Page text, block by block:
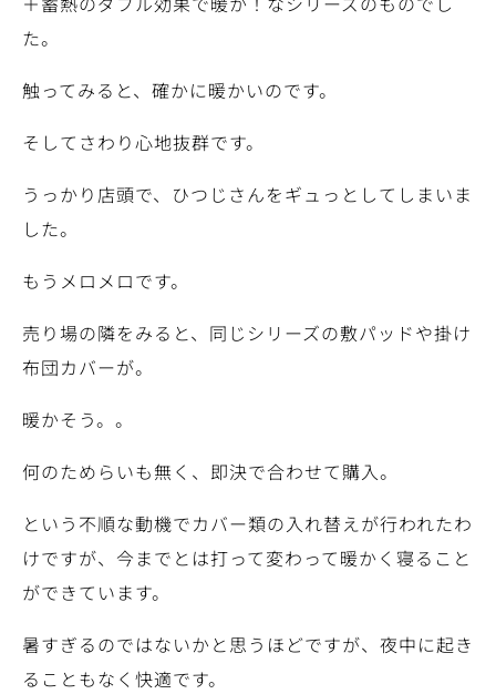
た。
触ってみると、確かに暖かいのです。
そしてさわり心地抜群です。
うっかり店頭で、ひつじさんをギュっとしてしまいま
した。
もうメロメロです。
売り場の隣をみると、同じシリーズの敷パッドや掛け
布団カバーが。
暖かそう。。
何のためらいも無く、即決で合わせて購入。
という不順な動機でカバー類の入れ替えが行われたわ
けですが、今までとは打って変わって暖かく寝ること
ができています。
暑すぎるのではないかと思うほどですが、夜中に起き
ることもなく快適です。